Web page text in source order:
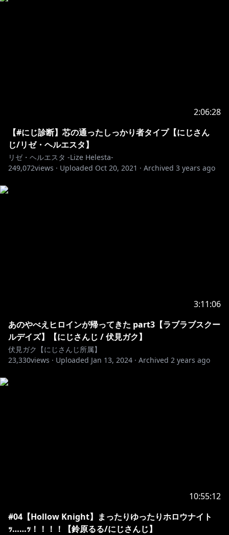
2:06:28
【#にじ診断】芯の通ったしっかり者タイプ【にじさん
じ/リゼ・ヘルエスタ】
リゼ・ヘルエスタ -Lize Helesta-
249,072views · Uploaded Oct 20, 2021 · Archived 3 years ago
3:11:06
あのやべえヒロインが帰ってきた part3【ラブラブスクー
ルデイズ】【にじさんじ / 伏見ガク】
伏見ガク【にじさんじ所属】
23,330views · Uploaded Jan 13, 2024 · Archived 2 years ago
10:55:12
#04【Hollow Knight】まったりゆったりホロウナイト
ｯ……ｯ！！！！【鈴原るる/にじさんじ】